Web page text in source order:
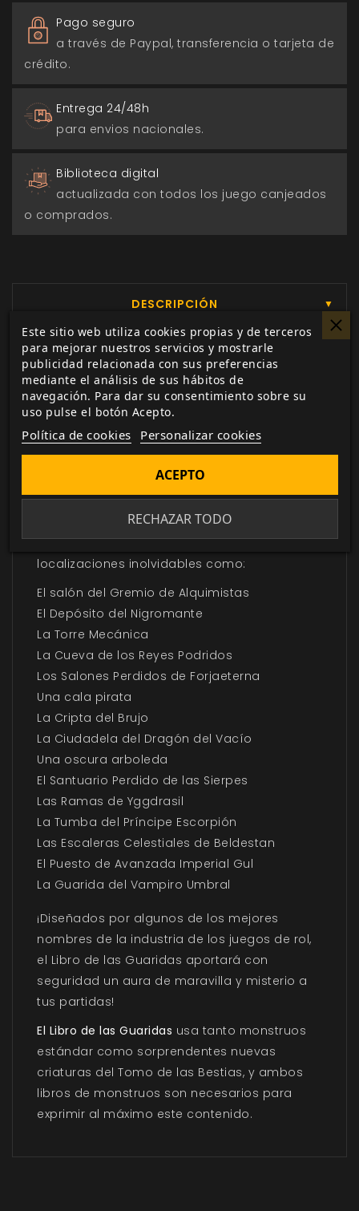
Pago seguro
a través de Paypal, transferencia o tarjeta de
crédito.
Entrega 24/48h
para envios nacionales.
Biblioteca digital
actualizada con todos los juego canjeados
o comprados.
DESCRIPCIÓN ▼
¡Lucha contra el monstruo en su guarida… si
te atreves!
¡El Libro de las Guaridas
guaridas de monstruos para 5ª edición! Cada
uno de estos excitantes e inusuales campos
de batalla viene acompañado de una
aventura corta con un gancho, peligros,
tácticas y tesoros.
Prepara tus batallas de 5ª edición en
localizaciones inolvidables como:
El salón del Gremio de Alquimistas
El Depósito del Nigromante
La Torre Mecánica
La Cueva de los Reyes Podridos
Los Salones Perdidos de Forjaeterna
Una cala pirata
La Cripta del Brujo
La Ciudadela del Dragón del Vacío
Una oscura arboleda
El Santuario Perdido de las Sierpes
Las Ramas de Yggdrasil
La Tumba del Príncipe Escorpión
Las Escaleras Celestiales de Beldestan
El Puesto de Avanzada Imperial Gul
La Guarida del Vampiro Umbral
¡Diseñados por algunos de los mejores
nombres de la industria de los juegos de rol,
el Libro de las Guaridas aportará con
seguridad un aura de maravilla y misterio a
tus partidas!
El Libro de las Guaridas usa tanto monstruos
estándar como sorprendentes nuevas
criaturas del Tomo de las Bestias, y ambos
libros de monstruos son necesarios para
exprimir al máximo este contenido.
Este sitio web utiliza cookies propias y de terceros
para mejorar nuestros servicios y mostrarle
publicidad relacionada con sus preferencias
mediante el análisis de sus hábitos de
navegación. Para dar su consentimiento sobre su
uso pulse el botón Acepto.
Política de cookies Personalizar cookies
RECHAZAR TODO
ACEPTO